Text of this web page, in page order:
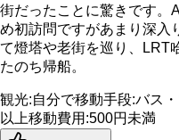
街だったことに驚きです。
め初訪問ですがあまり深入
て燈塔や老街を巡り、LRT
たのち帰船。
観光:自分で移動手段:バス
以上移動費用 :500円未満